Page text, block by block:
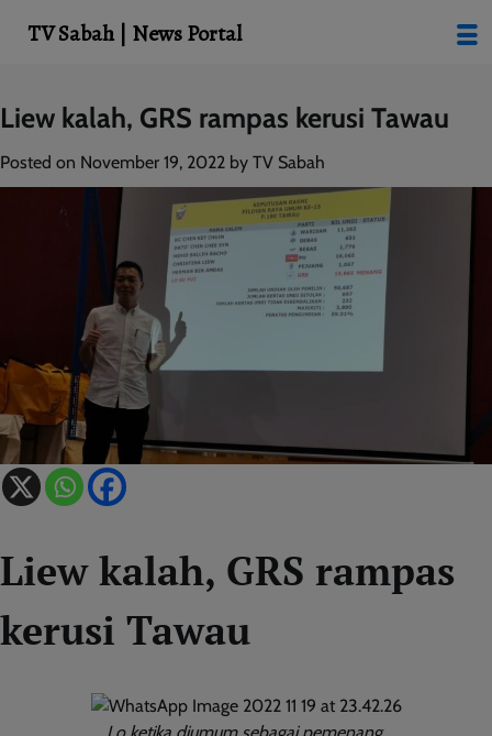
Skip
to
content
Liew kalah, GRS rampas kerusi Tawau
Posted on November 19, 2022 by TV Sabah
Liew kalah, GRS rampas
kerusi Tawau
TV Sabah | News Portal